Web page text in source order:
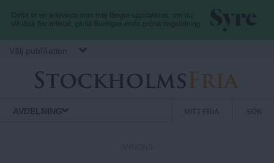
Hoppa till huvudinnehåll
Välj publikation
S
AVDELNING